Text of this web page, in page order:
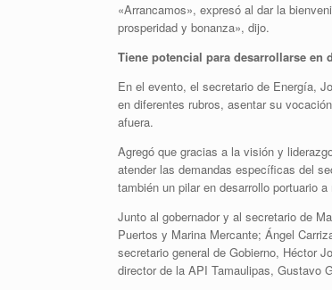
«Arrancamos», expresó al dar la
prosperidad y bonanza», dijo.
Tiene potencial para desarrollarse en
En el evento, el secretario de Energía,
en diferentes rubros, asentar su
afuera.
Agregó que gracias a la visión y
atender las demandas específicas del
también un pilar en desarrollo portuario
Junto al gobernador y al secretario de
Puertos y Marina Mercante; Ángel
secretario general de Gobierno, Héctor
director de la API Tamaulipas, Gustavo